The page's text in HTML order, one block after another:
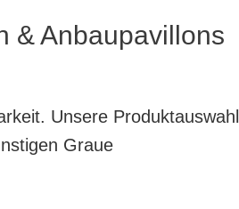
& Anbaupavillons
Unsere Produktauswahl
Graue